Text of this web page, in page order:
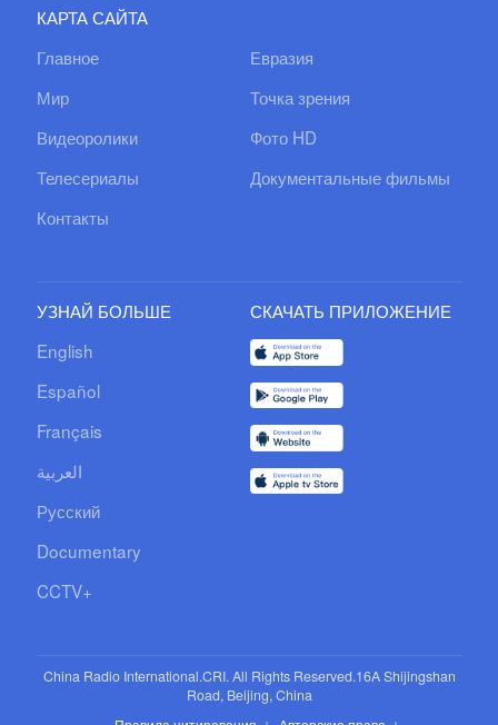
КАРТА САЙТА
Главное
Евразия
Мир
Точка зрения
Видеоролики
Фото HD
Телесериалы
Документальные фильмы
Контакты
УЗНАЙ БОЛЬШЕ
English
Español
Français
العربية
Русский
Documentary
CCTV+
СКАЧАТЬ ПРИЛОЖЕНИЕ
China Radio International.CRI. All Rights Reserved.16A Shijingshan
Road, Beijing, China